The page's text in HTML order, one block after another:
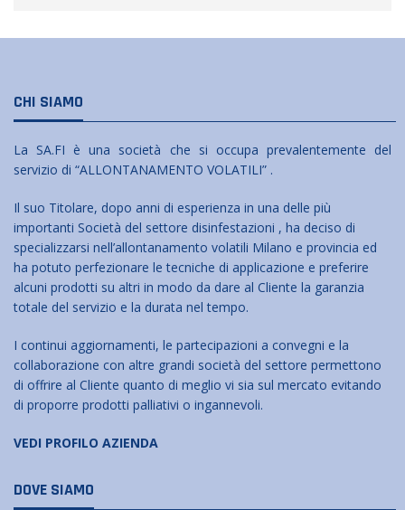
CHI SIAMO
La SA.FI è una società che si occupa prevalentemente del
servizio di “ALLONTANAMENTO VOLATILI” .
Il suo Titolare, dopo anni di esperienza in una delle più
importanti Società del settore disinfestazioni , ha deciso di
specializzarsi nell’allontanamento volatili Milano e provincia ed
ha potuto perfezionare le tecniche di applicazione e preferire
alcuni prodotti su altri in modo da dare al Cliente la garanzia
totale del servizio e la durata nel tempo.
I continui aggiornamenti, le partecipazioni a convegni e la
collaborazione con altre grandi società del settore permettono
di offrire al Cliente quanto di meglio vi sia sul mercato evitando
di proporre prodotti palliativi o ingannevoli.
VEDI PROFILO AZIENDA
DOVE SIAMO